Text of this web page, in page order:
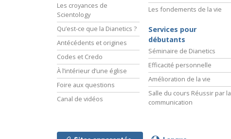
Les croyances de
Scientology
Qu’est-ce que la Dianetics ?
Antécédents et origines
Codes et Credo
À l’intérieur d’une église
Foire aux questions
Canal de vidéos
Les fondements de la vie
Services pour
débutants
Séminaire de Dianetics
Efficacité personnelle
Amélioration de la vie
Salle du cours Réussir par la
communication